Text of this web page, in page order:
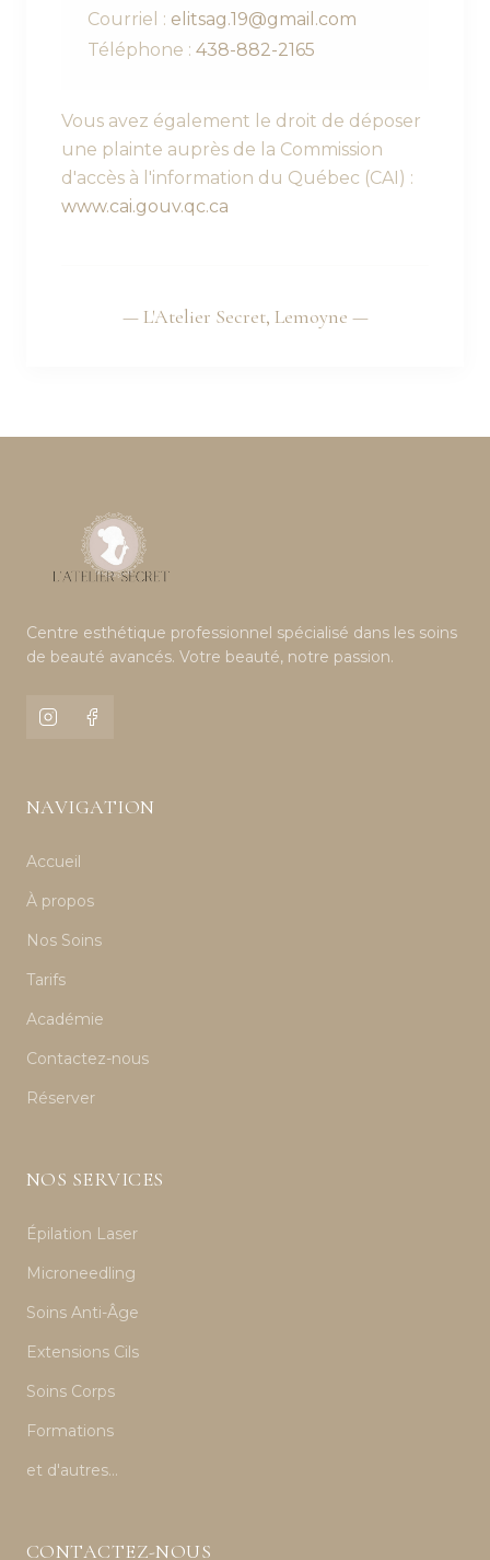
Courriel : elitsag.19@gmail.com
Téléphone : 438-882-2165
Vous avez également le droit de déposer
une plainte auprès de la Commission
d'accès à l'information du Québec (CAI) :
www.cai.gouv.qc.ca
— L'Atelier Secret, Lemoyne —
Centre esthétique professionnel spécialisé dans les soins
de beauté avancés. Votre beauté, notre passion.
NAVIGATION
Accueil
À propos
Nos Soins
Tarifs
Académie
Contactez-nous
Réserver
NOS SERVICES
Épilation Laser
Microneedling
Soins Anti-Âge
Extensions Cils
Soins Corps
Formations
et d'autres...
CONTACTEZ-NOUS